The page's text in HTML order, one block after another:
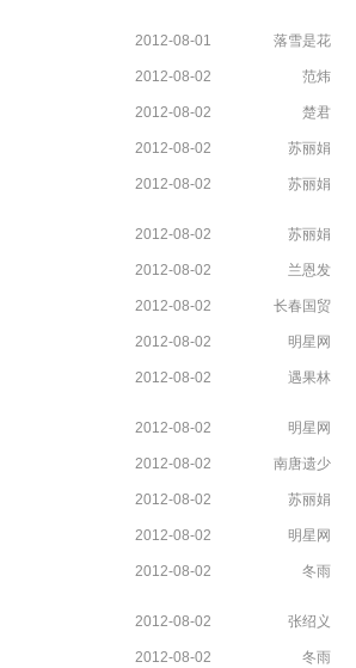
落雪是花
2012-08-01
范炜
2012-08-02
楚君
2012-08-02
苏丽娟
2012-08-02
苏丽娟
2012-08-02
苏丽娟
2012-08-02
兰恩发
2012-08-02
长春国贸
2012-08-02
明星网
2012-08-02
遇果林
2012-08-02
明星网
2012-08-02
南唐遗少
2012-08-02
苏丽娟
2012-08-02
明星网
2012-08-02
冬雨
2012-08-02
张绍义
2012-08-02
冬雨
2012-08-02